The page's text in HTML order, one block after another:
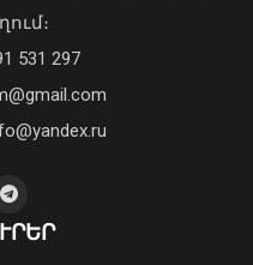
է
531 297